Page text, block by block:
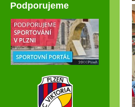
Podporujeme